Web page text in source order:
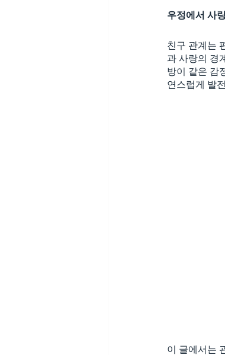
우정에서 사
친구 관계는
과 사랑의 경
방이 같은 감
연스럽게 발
이 글에서는